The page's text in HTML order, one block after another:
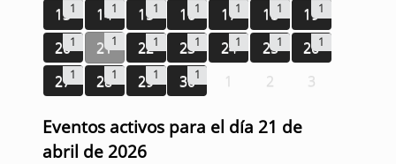
131 141 151 161 171 181 191
201 211 221 231 241 251 261
271 281 291 301 1 2 3
Eventos activos para el día 21 de
abril de 2026